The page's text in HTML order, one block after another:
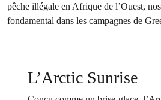
pêche illégale en Afrique de l’Ouest,
fondamental dans les campagnes de
L’Arctic Sunrise